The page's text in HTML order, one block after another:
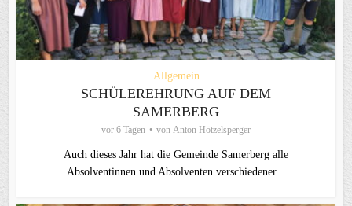
Allgemein
SCHÜLEREHRUNG AUF DEM
SAMERBERG
vor 6 Tagen von Anton Hötzelsperger
Auch dieses Jahr hat die Gemeinde Samerberg alle
Absolventinnen und Absolventen verschiedener...